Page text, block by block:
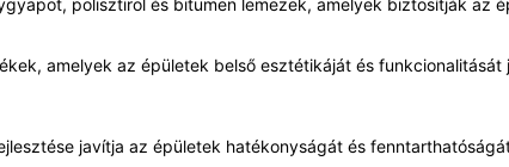
polisztirol és bitumen lemezek, amelyek biztosítják az
amelyek az épületek belső esztétikáját és funkcionalitását
javítja az épületek hatékonyságát és